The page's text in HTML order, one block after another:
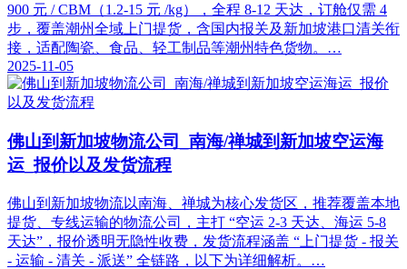
900 元 / CBM（1.2-15 元 /kg），全程 8-12 天达，订舱仅需 4
步，覆盖潮州全域上门提货，含国内报关及新加坡港口清关衔
接，适配陶瓷、食品、轻工制品等潮州特色货物。…
2025-11-05
佛山到新加坡物流公司_南海/禅城到新加坡空运海
运_报价以及发货流程
佛山到新加坡物流以南海、禅城为核心发货区，推荐覆盖本地
提货、专线运输的物流公司，主打 “空运 2-3 天达、海运 5-8
天达”，报价透明无隐性收费，发货流程涵盖 “上门提货 - 报关
- 运输 - 清关 - 派送” 全链路，以下为详细解析。…